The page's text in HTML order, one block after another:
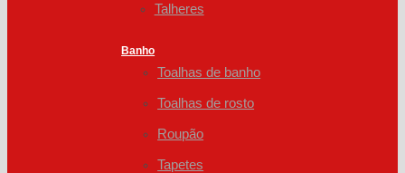
Talheres
Banho
Toalhas de banho
Toalhas de rosto
Roupão
Tapetes